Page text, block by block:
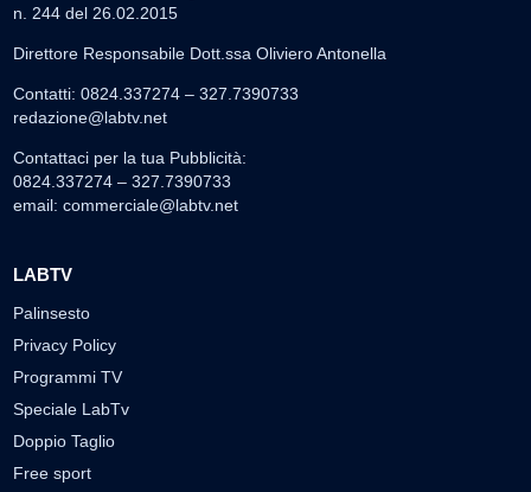
n. 244 del 26.02.2015
Direttore Responsabile Dott.ssa Oliviero Antonella
Contatti: 0824.337274 – 327.7390733
redazione@labtv.net
Contattaci per la tua Pubblicità:
0824.337274 – 327.7390733
email: commerciale@labtv.net
LABTV
Palinsesto
Privacy Policy
Programmi TV
Speciale LabTv
Doppio Taglio
Free sport